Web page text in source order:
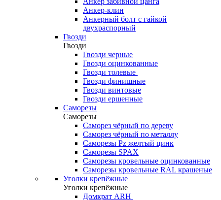
Анкер-клин
Анкерный болт с гайкой
двухраспорный
Гвозди
Гвозди
Гвозди черные
Гвозди оцинкованные
Гвозди толевые
Гвозди финишные
Гвозди винтовые
Гвозди ершенные
Саморезы
Саморезы
Саморез чёрный по дереву
Саморез чёрный по металлу
Саморезы Pz желтый цинк
Саморезы SPAX
Саморезы кровельные оцинкованные
Саморезы кровельные RAL крашеные
Уголки крепёжные
Уголки крепёжные
Домкрат ARH